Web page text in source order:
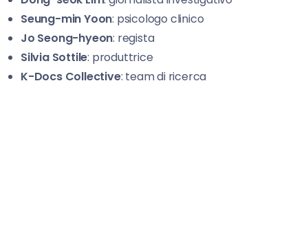
Seung-min Yoon: psicologo clinico
Jo Seong-hyeon: regista
Silvia Sottile: produttrice
K-Docs Collective: team di ricerca